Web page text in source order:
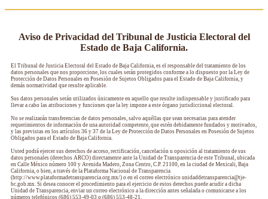
Aviso de Privacidad del Tribunal de Justicia Electoral del
Estado de Baja California.
El Tribunal de Justicia Electoral del Estado de Baja California, es el responsable del tratamiento de los
datos personales que nos proporcione, los cuales serán protegidos conforme a lo dispuesto por la Ley de
Protección de Datos Personales en Posesión de Sujetos Obligados para el Estado de Baja California, y
demás normatividad que resulte aplicable.
Sus datos personales serán utilizados únicamente en aquello que resulte indispensable y justificado para
llevar a cabo las atribuciones y funciones que la ley impone a este órgano jurisdiccional electoral.
No se realizarán transferencias de datos personales, salvo aquéllas que sean necesarias para atender
requerimientos de información de una autoridad competente, que estén debidamente fundados y motivados,
y las previstas en los artículos 36 y 37 de la Ley de Protección de Datos Personales en Posesión de Sujetos
Obligados para el Estado de Baja California.
Usted podrá ejercer sus derechos de acceso, rectificación, cancelación u oposición al tratamiento de sus
datos personales (derechos ARCO) directamente ante la Unidad de Transparencia de este Tribunal, ubicada
en Calle México número 100 y Avenida Madero, Zona Centro, C.P. 21100, en la ciudad de Mexicali, Baja
California, o bien, a través de la Plataforma Nacional de Transparencia
(http://www.plataformadetransparencia.org.mx/) o en el correo electrónico unidaddetransparencia@tje-
bc.gob.mx. Si desea conocer el procedimiento para el ejercicio de estos derechos puede acudir a dicha
Unidad de Transparencia, enviar un correo electrónico a la dirección antes señalada o comunicarse a los
números telefónicos (686) 553-49-03 o (686) 553-48-21.